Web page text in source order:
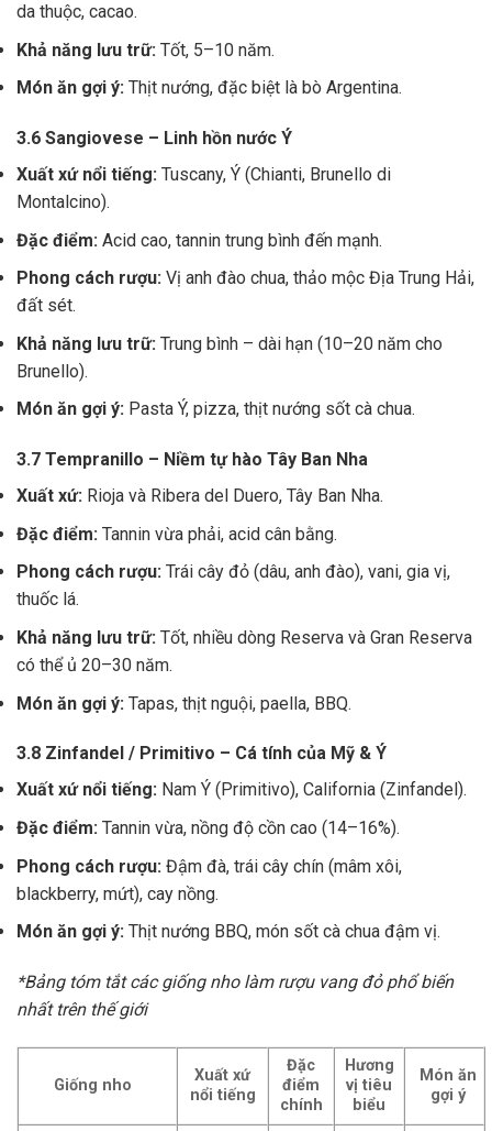
da thuộc, cacao.
Khả năng lưu trữ: Tốt, 5–10 năm.
Món ăn gợi ý: Thịt nướng, đặc biệt là bò Argentina.
3.6 Sangiovese – Linh hồn nước Ý
Xuất xứ nổi tiếng: Tuscany, Ý (Chianti, Brunello di
Montalcino).
Đặc điểm: Acid cao, tannin trung bình đến mạnh.
Phong cách rượu: Vị anh đào chua, thảo mộc Địa Trung Hải,
đất sét.
Khả năng lưu trữ: Trung bình – dài hạn (10–20 năm cho
Brunello).
Món ăn gợi ý: Pasta Ý, pizza, thịt nướng sốt cà chua.
3.7 Tempranillo – Niềm tự hào Tây Ban Nha
Xuất xứ: Rioja và Ribera del Duero, Tây Ban Nha.
Đặc điểm: Tannin vừa phải, acid cân bằng.
Phong cách rượu: Trái cây đỏ (dâu, anh đào), vani, gia vị,
thuốc lá.
Khả năng lưu trữ: Tốt, nhiều dòng Reserva và Gran Reserva
có thể ủ 20–30 năm.
Món ăn gợi ý: Tapas, thịt nguội, paella, BBQ.
3.8 Zinfandel / Primitivo – Cá tính của Mỹ & Ý
Xuất xứ nổi tiếng: Nam Ý (Primitivo), California (Zinfandel).
Đặc điểm: Tannin vừa, nồng độ cồn cao (14–16%).
Phong cách rượu: Đậm đà, trái cây chín (mâm xôi,
blackberry, mứt), cay nồng.
Món ăn gợi ý: Thịt nướng BBQ, món sốt cà chua đậm vị.
*Bảng tóm tắt các giống nho làm rượu vang đỏ phổ biến
nhất trên thế giới
Giống nho
Xuất xứ
nổi tiếng
Đặc
điểm
chính
Hương
vị tiêu
biểu
Món ăn
gợi ý